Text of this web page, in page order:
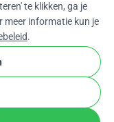
te klikken, ga je
meer informatie kun je
.